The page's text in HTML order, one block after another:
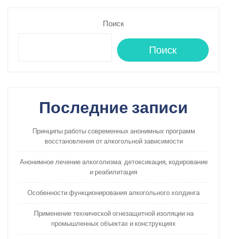
Поиск
Поиск
Последние записи
Принципы работы современных анонимных программ
восстановления от алкогольной зависимости
Анонимное лечение алкоголизма: детоксикация, кодирование
и реабилитация
Особенности функционирования алкогольного холдинга
Применение технической огнезащитной изоляции на
промышленных объектах и конструкциях